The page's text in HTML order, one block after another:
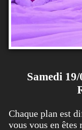
Samedi
Chaque plan est
vous vous en êtes